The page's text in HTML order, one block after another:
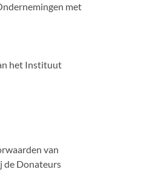
met
het Instituut
van
de Donateurs